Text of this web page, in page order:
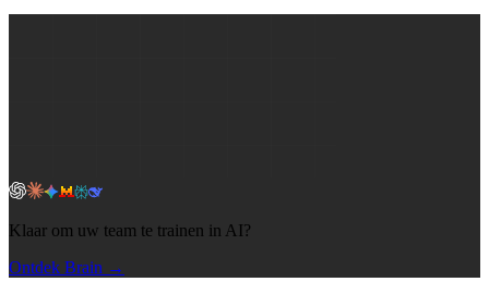
Klaar om uw team te trainen in AI?
Ontdek Brain →